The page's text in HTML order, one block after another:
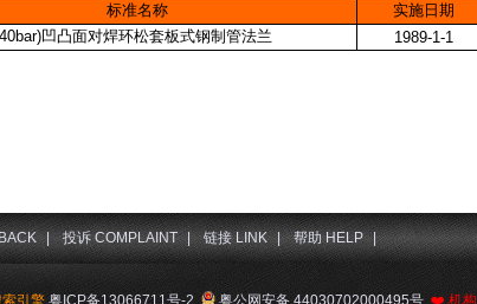
标准名称 实施日期
凹凸面对焊环松套板式钢制管法兰 1989-1-1
引擎 粤ICP备13066711号-2 粤公网安备 44030702000495号 ❤️ 机构
投诉 COMPLAINT | 链接 LINK | 帮助 HELP |